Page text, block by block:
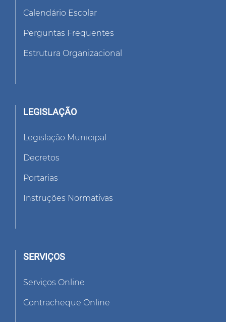
Calendário Escolar
Perguntas Frequentes
Estrutura Organizacional
LEGISLAÇÃO
Legislação Municipal
Decretos
Portarias
Instruções Normativas
SERVIÇOS
Serviços Online
Contracheque Online